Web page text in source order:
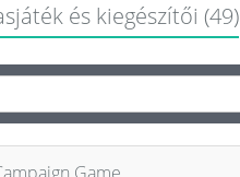
és kiegészítői (49)